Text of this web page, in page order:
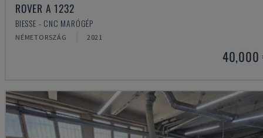
ROVER A 1232
BIESSE - CNC MARÓGÉP
NÉMETORSZÁG 2021
40,000